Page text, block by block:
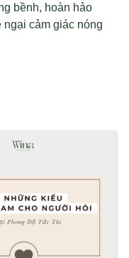
bềnh, hoàn hảo
cảm giác nóng